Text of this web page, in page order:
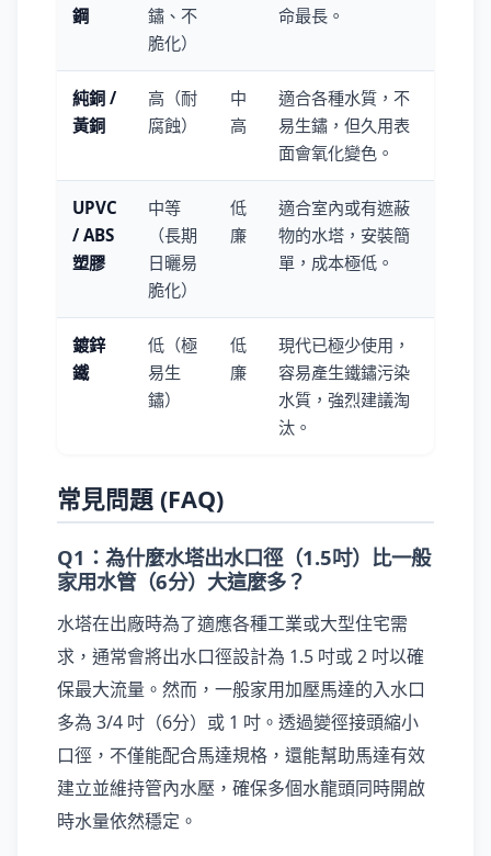
鋼
鏽、不
脆化）
命最長。
純銅 /
黃銅
高（耐
腐蝕）
中
高
適合各種水質，不
易生鏽，但久用表
面會氧化變色。
UPVC
/ ABS
塑膠
中等
（長期
日曬易
脆化）
低
廉
適合室內或有遮蔽
物的水塔，安裝簡
單，成本極低。
鍍鋅
鐵
低（極
易生
鏽）
低
廉
現代已極少使用，
容易產生鐵鏽污染
水質，強烈建議淘
汰。
常見問題 (FAQ)
Q1：為什麼水塔出水口徑（1.5吋）比一般
家用水管（6分）大這麼多？
水塔在出廠時為了適應各種工業或大型住宅需
求，通常會將出水口徑設計為 1.5 吋或 2 吋以確
保最大流量。然而，一般家用加壓馬達的入水口
多為 3/4 吋（6分）或 1 吋。透過變徑接頭縮小
口徑，不僅能配合馬達規格，還能幫助馬達有效
建立並維持管內水壓，確保多個水龍頭同時開啟
時水量依然穩定。